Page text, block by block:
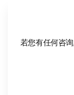
若您有任何咨